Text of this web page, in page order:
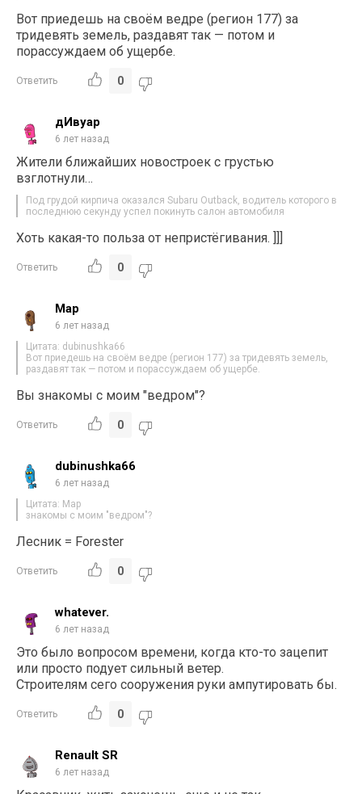
Вот приедешь на своём ведре (регион 177) за
тридевять земель, раздавят так — потом и
порассуждаем об ущербе.
Ответить 0
дИвуар
6 лет назад
Жители ближайших новостроек с грустью
взглотнули…
Под грудой кирпича оказался Subaru Outback, водитель которого в
последнюю секунду успел покинуть салон автомобиля
Хоть какая-то польза от непристёгивания. ]]]
Ответить 0
Map
6 лет назад
Цитата: dubinushka66
Вот приедешь на своём ведре (регион 177) за тридевять земель,
раздавят так — потом и порассуждаем об ущербе.
Вы знакомы с моим "ведром"?
Ответить 0
dubinushka66
6 лет назад
Цитата: Map
знакомы с моим "ведром"?
Лесник = Forester
Ответить 0
whatever.
6 лет назад
Это было вопросом времени, когда кто-то зацепит
или просто подует сильный ветер.
Строителям сего сооружения руки ампутировать бы.
Ответить 0
Renault SR
6 лет назад